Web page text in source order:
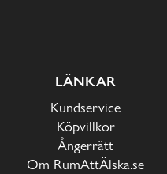
LÄNKAR
Kundservice
Köpvillkor
Ångerrätt
Om RumAttÄlska.se